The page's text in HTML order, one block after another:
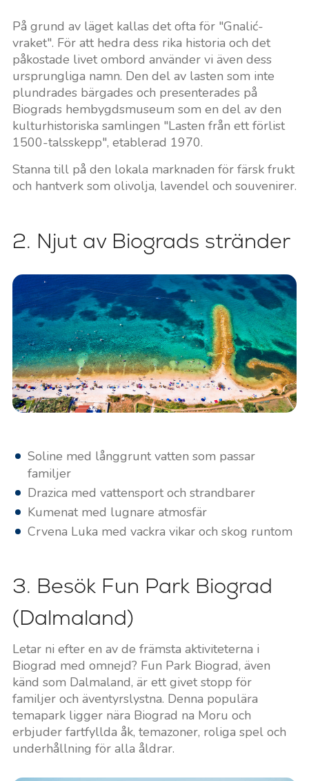
På grund av läget kallas det ofta för "Gnalić-
vraket". För att hedra dess rika historia och det
påkostade livet ombord använder vi även dess
ursprungliga namn. Den del av lasten som inte
plundrades bärgades och presenterades på
Biograds hembygdsmuseum som en del av den
kulturhistoriska samlingen "Lasten från ett förlist
1500-talsskepp", etablerad 1970.
Stanna till på den lokala marknaden för färsk frukt
och hantverk som olivolja, lavendel och souvenirer.
2. Njut av Biograds stränder
Soline med långgrunt vatten som passar
familjer
Drazica med vattensport och strandbarer
Kumenat med lugnare atmosfär
Crvena Luka med vackra vikar och skog runtom
3. Besök Fun Park Biograd
(Dalmaland)
Letar ni efter en av de främsta aktiviteterna i
Biograd med omnejd? Fun Park Biograd, även
känd som Dalmaland, är ett givet stopp för
familjer och äventyrslystna. Denna populära
temapark ligger nära Biograd na Moru och
erbjuder fartfyllda åk, temazoner, roliga spel och
underhållning för alla åldrar.